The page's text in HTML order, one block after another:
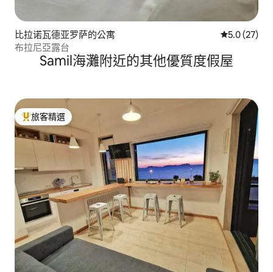
比拉诺瓦德亚罗萨的公寓 從 27 則評
5.0 (27)
布拉尼亞露台
Samil海灘附近的其他優質度假屋
旅客精選榜首
旅客精選